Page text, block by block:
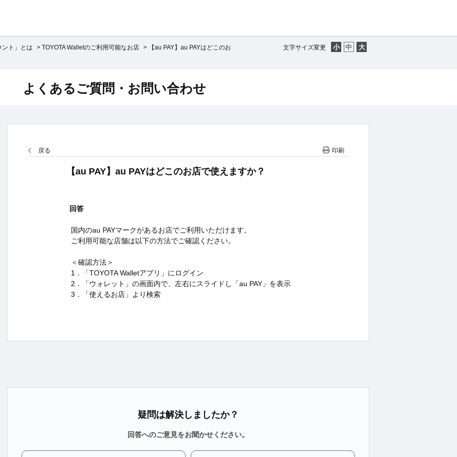
文字サイズ変更
ント」とは > TOYOTA Walletのご利用可能なお店 > 【au PAY】au PAYはどこのお
よくあるご質問・お問い合わせ
戻る 印刷
【au PAY】au PAYはどこのお店で使えますか？
回答
国内のau PAYマークがあるお店でご利用いただけます。
ご利用可能な店舗は以下の方法でご確認ください。
＜確認方法＞
1．「TOYOTA Walletアプリ」にログイン
2．「ウォレット」の画面内で、左右にスライドし「au PAY」を表示
3．「使えるお店」より検索
疑問は解決しましたか？
回答へのご意見をお聞かせください。